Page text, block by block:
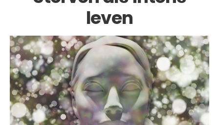
leven